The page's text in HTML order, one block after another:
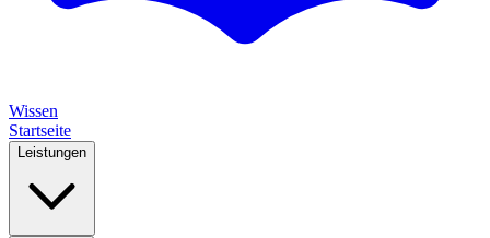
Wissen
Startseite
Leistungen